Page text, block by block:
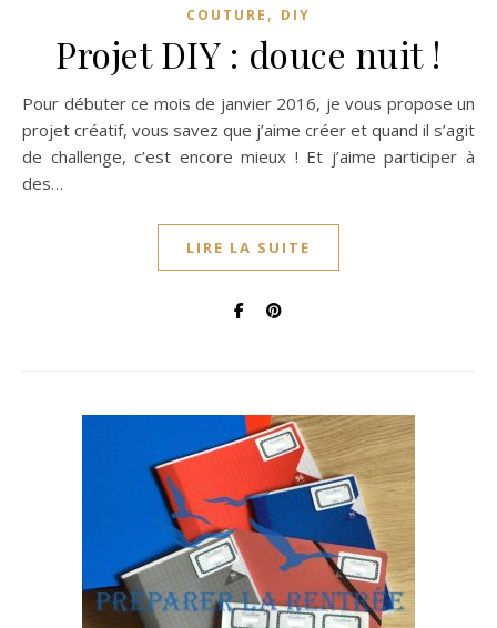
COUTURE , DIY
Projet DIY : douce nuit !
Pour débuter ce mois de janvier 2016, je vous propose un
projet créatif, vous savez que j’aime créer et quand il s’agit
de challenge, c’est encore mieux ! Et j’aime participer à
des…
LIRE LA SUITE